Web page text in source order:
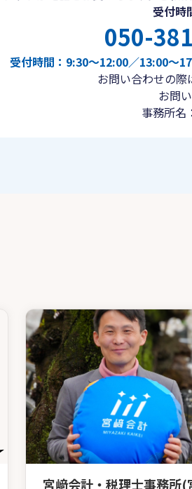
受付時
050-
受付時間：9:30〜12:00／13:00〜
お問い合わせの際
お問
事務所名
宮﨑会計・税理士事務所(